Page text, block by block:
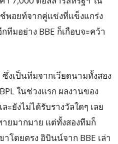
พอยท์จากคู่แข่งที่แข็งแกร่ง
มอย่าง BBE ก็เกือบจะคว้า
งเป็นทีมจากเวียดนามทั้งสอง
ในช่วงแรก ผลงานของ
ยังไม่ได้รับรางวัลใดๆ เลย
ยมากมาย แต่ทั้งสองทีมก็
โดยตรง อิบินน์จาก BBE เล่า